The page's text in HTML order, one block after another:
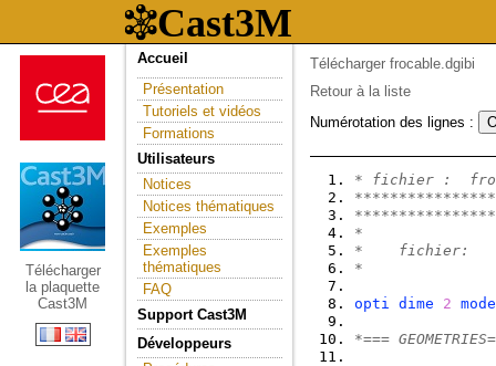
Télécharger
la plaquette
Cast3M
Accueil
Présentation
Tutoriels et vidéos
Formations
Utilisateurs
Notices
Notices thématiques
Exemples
Exemples
thématiques
FAQ
Support Cast3M
Développeurs
Télécharger frocable.dgibi
Retour à la liste
Numérotation des lignes :
* fichier :
*
*    fichier:
*
opti dime 2 mode
*===